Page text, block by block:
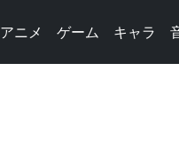
アニメ ゲーム キャラ